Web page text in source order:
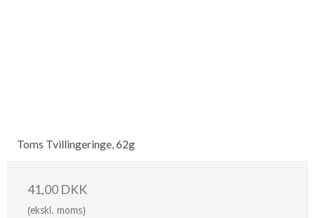
Toms Tvillingeringe, 62g
41,00 DKK
(ekskl. moms)